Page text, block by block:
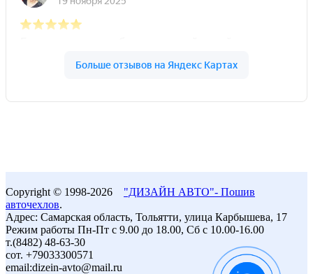
Copyright © 1998-2026 "ДИЗАЙН АВТО"- Пошив
авточехлов.
Адрес: Самарская область, Тольятти, улица Карбышева, 17
Режим работы Пн-Пт с 9.00 до 18.00, Сб с 10.00-16.00
т.(8482) 48-63-30
сот. +79033300571
email:dizein-avto@mail.ru